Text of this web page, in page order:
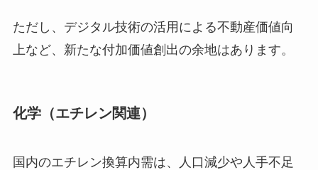
ただし、デジタル技術の活用による不動産価値向
上など、新たな付加価値創出の余地はあります。
化学（エチレン関連）
国内のエチレン換算内需は、人口減少や人手不足